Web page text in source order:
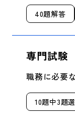
40題解答
専門試験
職務に必要
10題中3題